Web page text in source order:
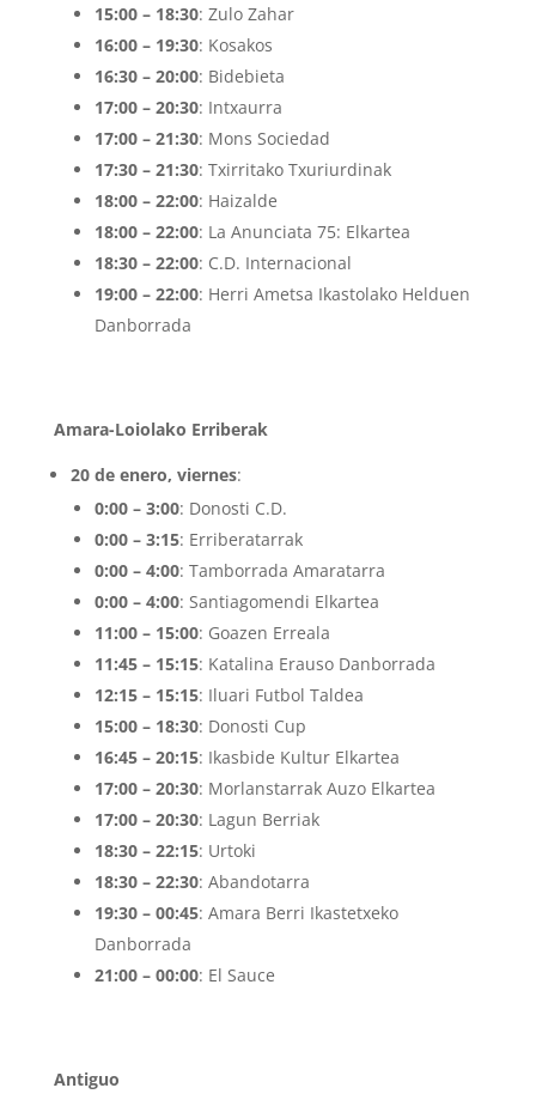
15:00 – 18:30: Zulo Zahar
16:00 – 19:30: Kosakos
16:30 – 20:00: Bidebieta
17:00 – 20:30: Intxaurra
17:00 – 21:30: Mons Sociedad
17:30 – 21:30: Txirritako Txuriurdinak
18:00 – 22:00: Haizalde
18:00 – 22:00: La Anunciata 75: Elkartea
18:30 – 22:00: C.D. Internacional
19:00 – 22:00: Herri Ametsa Ikastolako Helduen
Danborrada
Amara-Loiolako Erriberak
20 de enero, viernes:
0:00 – 3:00: Donosti C.D.
0:00 – 3:15: Erriberatarrak
0:00 – 4:00: Tamborrada Amaratarra
0:00 – 4:00: Santiagomendi Elkartea
11:00 – 15:00: Goazen Erreala
11:45 – 15:15: Katalina Erauso Danborrada
12:15 – 15:15: Iluari Futbol Taldea
15:00 – 18:30: Donosti Cup
16:45 – 20:15: Ikasbide Kultur Elkartea
17:00 – 20:30: Morlanstarrak Auzo Elkartea
17:00 – 20:30: Lagun Berriak
18:30 – 22:15: Urtoki
18:30 – 22:30: Abandotarra
19:30 – 00:45: Amara Berri Ikastetxeko
Danborrada
21:00 – 00:00: El Sauce
Antiguo